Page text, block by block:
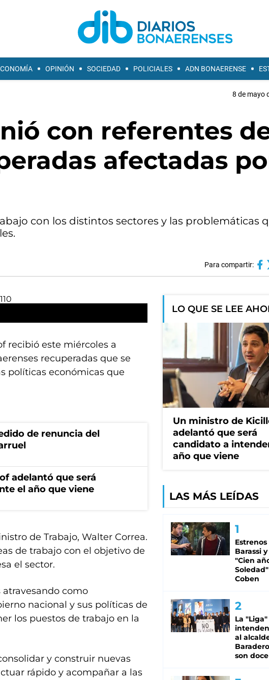
OPINIÓN SOCIEDAD POLICIALES ADN BONAERENSE
8 de mayo
con referentes
afectadas
con los distintos sectores y las problemáticas
Para compartir:
recibió este miércoles a
recuperadas que se
políticas económicas que
de renuncia del
adelantó que será
el año que viene
de Trabajo, Walter Correa.
de trabajo con el objetivo de
el sector.
atravesando como
nacional y sus políticas de
los puestos de trabajo en la
y construir nuevas
rápido y acompañar a las
LO QUE SE LEE
Un ministro de
adelantó que será
candidato a
año que viene
LAS MÁS LEÍDAS
Estrenos
Barassi
"Cien
Coben
La
al
son doce